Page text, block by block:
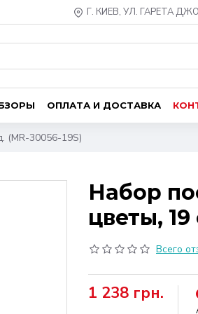
Г. КИЕВ, УЛ. ГАРЕТА
ОПЛАТА И ДОСТАВКА
(MR-30056-19S)
Набор
цветы, 19
Всего
1 238 грн.